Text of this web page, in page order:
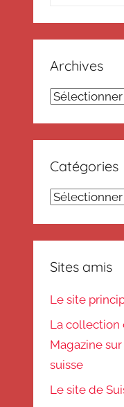
:
Archives
Archives
Catégories
Catégories
Sites amis
Le site
La collection
Magazine
suisse
Le site de